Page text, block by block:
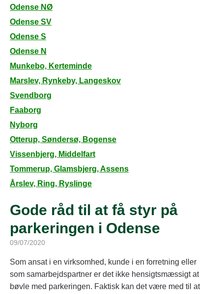
Odense NØ
Odense SV
Odense S
Odense N
Munkebo, Kerteminde
Marslev, Rynkeby, Langeskov
Svendborg
Faaborg
Nyborg
Otterup, Søndersø, Bogense
Vissenbjerg, Middelfart
Tommerup, Glamsbjerg, Assens
Årslev, Ring, Ryslinge
Gode råd til at få styr på
parkeringen i Odense
09/07/2020
Som ansat i en virksomhed, kunde i en forretning eller
som samarbejdspartner er det ikke hensigtsmæssigt at
bøvle med parkeringen. Faktisk kan det være med til at